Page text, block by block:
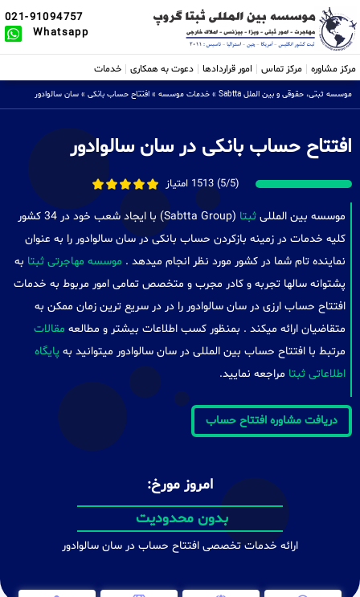
021-91094757
Whatsapp
مرکز مشاوره مرکز تماس امور قراردادها دعوت به همکاری خدمات
موسسه ثبتی، حقوقی و بین الملل Sabtta » خدمات موسسه » افتتاح حساب بانکی » سان سالوادور
افتتاح حساب بانکی در سان سالوادور
(5/5) 1513 امتیاز
موسسه بین المللی ثبتا
(Sabtta Group) با ایجاد شعب خود در 34 کشور
کلیه خدمات در زمینه بازکردن حساب بانکی در سان سالوادور را به عنوان
نماینده تام شما در کشور مورد نظر انجام میدهد . موسسه مهاجرتی ثبتا به
پشتوانه سالها تجربه و کادر مجرب و متخصص تمامی امور مربوط به خدمات
افتتاح حساب ارزی در سان سالوادور را در در سریع ترین زمان ممکن به
متقاضیان ارائه میکند . بمنظور کسب اطلاعات بیشتر و مطالعه مقالات
مرتبط با افتتاح حساب بین المللی در سان سالوادور میتوانید به پایگاه
اطلاعاتی ثبتا مراجعه نمایید.
دریافت مشاوره افتتاح حساب
امروز مورخ:
بدون محدودیت
ارائه خدمات تخصصی افتتاح حساب در سان سالوادور